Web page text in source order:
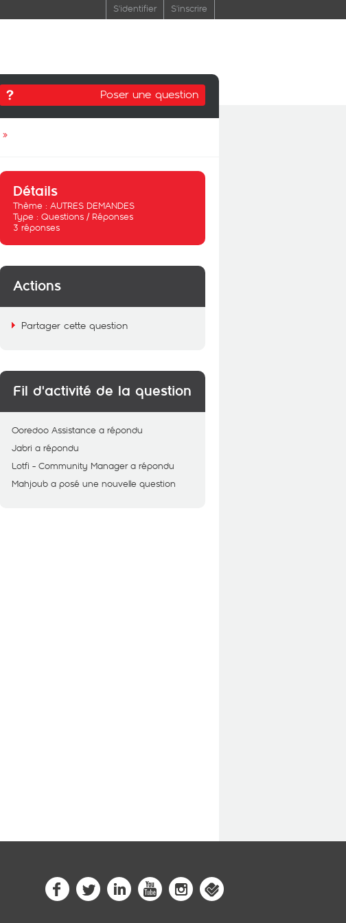
S'identifier S'inscrire
Poser une question
»
Détails
Thème : AUTRES DEMANDES
Type : Questions / Réponses
3 réponses
Actions
Partager cette question
Fil d'activité de la question
Ooredoo Assistance a répondu
Jabri a répondu
Lotfi - Community Manager a répondu
Mahjoub a posé une nouvelle question